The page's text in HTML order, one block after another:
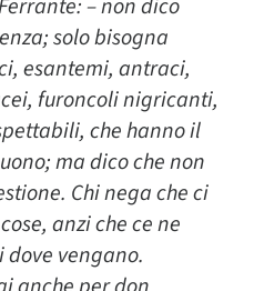
– non dico
solo bisogna
esantemi, antraci,
furoncoli nigricanti,
che hanno il
ma dico che non
Chi nega che ci
anzi che ce ne
dove vengano.